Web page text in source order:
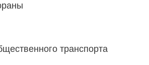
транспорта